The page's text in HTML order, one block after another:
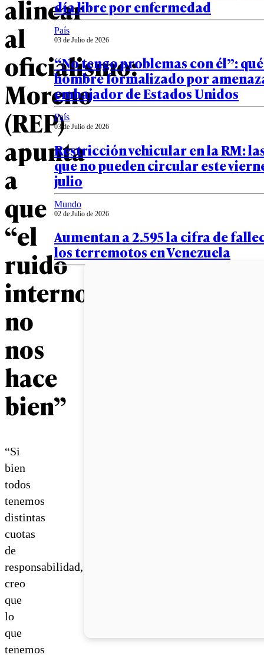
alinear
al
oficialismo:
Moreno
(REP)
apunta
a
que
“el
ruido
interno
no
nos
hace
bien”
“Si
bien
todos
tenemos
distintas
cuotas
de
responsabilidad,
creo
que
lo
que
tenemos
día libre por enfermedad
País
03 de Julio de 2026
“No tengo problemas con él”:
hombre formalizado por
embajador de Estados Unidos
País
03 de Julio de 2026
Restricción vehicular en la RM:
que no pueden circular este
julio
Mundo
02 de Julio de 2026
Aumentan a 2.595 la cifra de
los terremotos en Venezuela